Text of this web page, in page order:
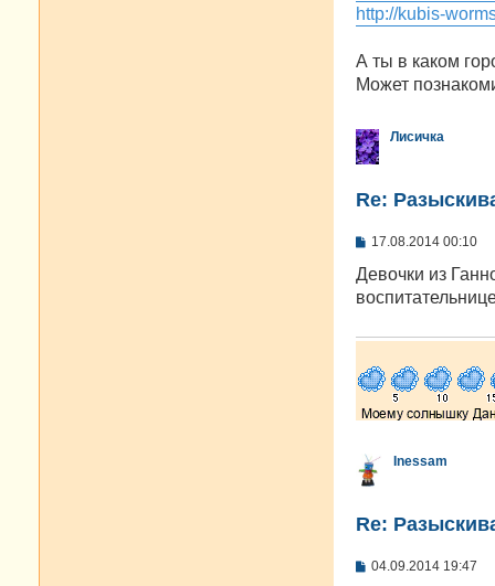
http://kubis-
А ты в каком
Может
Лисичка
Re:
С
о
б
щ
н
е
17.08.2014 00:10
Девочки из
Inessam
Re:
С
04.09.2014 19:47